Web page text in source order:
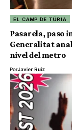
EL CAMP DE TÚRIA
Pasarela, paso
Generalitat
nivel del metro
PorJavier Ruiz